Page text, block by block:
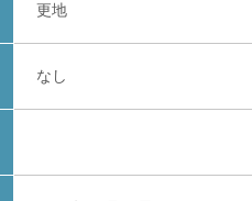
更地
なし